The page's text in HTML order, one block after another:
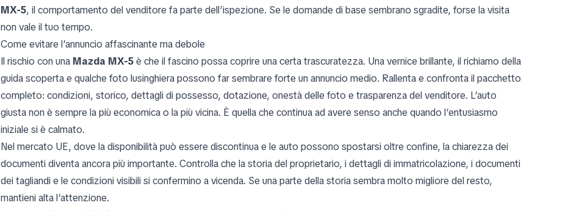
MX-5, il comportamento del venditore fa parte dell’ispezione. Se le domande di base sembrano sgradite, forse la visita
non vale il tuo tempo.
Come evitare l’annuncio affascinante ma debole
Il rischio con una Mazda MX-5è che il fascino possa coprire una certa trascuratezza. Una vernice brillante, il richiamo della
guida scoperta e qualche foto lusinghiera possono far sembrare forte un annuncio medio. Rallenta e confronta il pacchetto
completo: condizioni, storico, dettagli di possesso, dotazione, onestà delle foto e trasparenza del venditore. L’auto
giusta non è sempre la più economica o la più vicina. È quella che continua ad avere senso anche quando l’entusiasmo
iniziale si è calmato.
Nel mercato UE, dove la disponibilità può essere discontinua e le auto possono spostarsi oltre confine, la chiarezza dei
documenti diventa ancora più importante. Controlla che la storia del proprietario, i dettagli di immatricolazione, i documenti
dei tagliandi e le condizioni visibili si confermino a vicenda. Se una parte della storia sembra molto migliore del resto,
mantieni alta l’attenzione.